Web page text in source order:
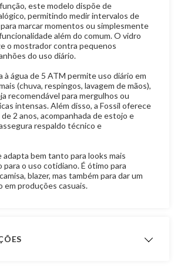
este modelo dispõe de
permitindo medir intervalos de
marcar momentos ou simplesmente
além do comum. O vidro
o mostrador contra pequenos
do uso diário.
à água de 5 ATM permite uso diário em
(chuva, respingos, lavagem de mãos),
recomendável para mergulhos ou
intensas. Além disso, a Fossil oferece
2 anos, acompanhada de estojo e
respaldo técnico e
adapta bem tanto para looks mais
para o uso cotidiano. É ótimo para
blazer, mas também para dar um
em produções casuais.